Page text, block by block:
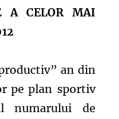
A CELOR MAI
an din
pe plan sportiv
numarului de